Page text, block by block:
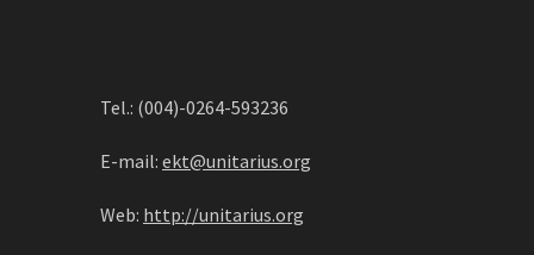
Tel.: (004)-0264-593236
E-mail: ekt@unitarius.org
Web: http://unitarius.org